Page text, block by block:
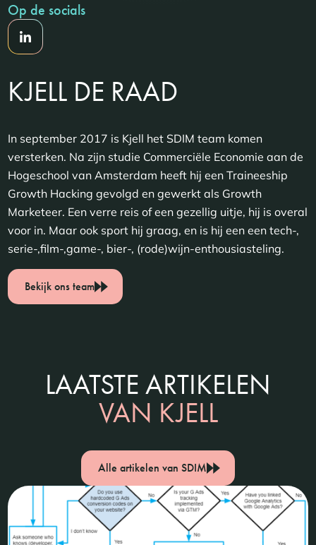
KJELL DE RAAD
In september 2017 is Kjell het SDIM team komen
versterken. Na zijn studie Commerciële Economie aan de
Hogeschool van Amsterdam heeft hij een Traineeship
Growth Hacking gevolgd en gewerkt als Growth
Marketeer. Een verre reis of een gezellig uitje, hij is overal
voor in. Maar ook sport hij graag, en is hij een een tech-,
serie-,film-,game-, bier-, (rode)wijn-enthousiasteling.
Bekijk ons team
Op de socials
LAATSTE ARTIKELEN
VAN KJELL
Alle artikelen van SDIM